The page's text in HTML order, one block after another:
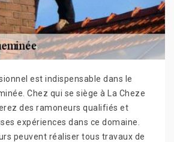
est indispensable dans le
Chez qui se siège à La Cheze
des ramoneurs qualifiés et
expériences dans ce domaine.
peuvent réaliser tous travaux de